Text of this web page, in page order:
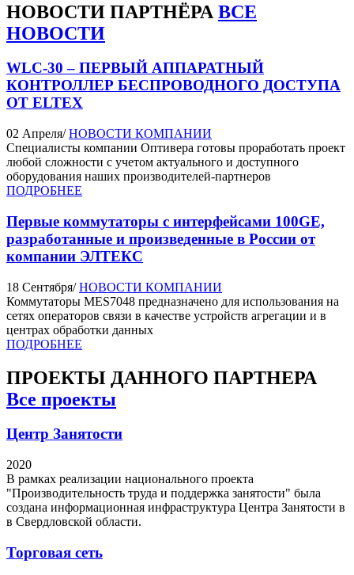
НОВОСТИ ПАРТНЁРА ВСЕ
НОВОСТИ
WLC-30 – ПЕРВЫЙ АППАРАТНЫЙ
КОНТРОЛЛЕР БЕСПРОВОДНОГО ДОСТУПА
ОТ ELTEX
02 Апреля/ НОВОСТИ КОМПАНИИ
Специалисты компании Оптивера готовы проработать проект
любой сложности с учетом актуального и доступного
оборудования наших производителей-партнеров
ПОДРОБНЕЕ
Первые коммутаторы c интерфейсами 100GE,
разработанные и произведенные в России от
компании ЭЛТЕКС
18 Сентября/ НОВОСТИ КОМПАНИИ
Коммутаторы MES7048 предназначено для использования на
сетях операторов связи в качестве устройств агрегации и в
центрах обработки данных
ПОДРОБНЕЕ
ПРОЕКТЫ ДАННОГО ПАРТНЕРА
Все проекты
Центр Занятости
2020
В рамках реализации национального проекта
"Производительность труда и поддержка занятости" была
создана информационная инфраструктура Центра Занятости в
в Свердловской области.
Торговая сеть